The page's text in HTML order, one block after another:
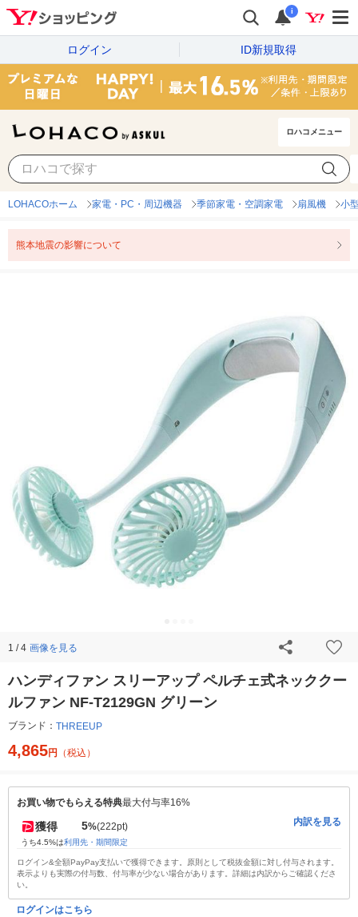
i
ログイン ID新規取得
ロハコメニュー
LOHACOホーム 家電・PC・周辺機器 季節家電・空調家電 扇風機 小
熊本地震の影響について
1 / 4 画像を見る
ハンディファン スリーアップ ペルチェ式ネッククー
ルファン NF-T2129GN グリーン
ブランド： THREEUP
4,865円 （税込）
お買い物でもらえる特典最大付与率16%
獲得 5%(222pt)
うち4.5%は利用先・期間限定
内訳を見る
ログイン&全額PayPay支払いで獲得できます。原則として税抜金額に対し付与されます。
表示よりも実際の付与数、付与率が少ない場合があります。詳細は内訳からご確認くださ
い。
ログインはこちら